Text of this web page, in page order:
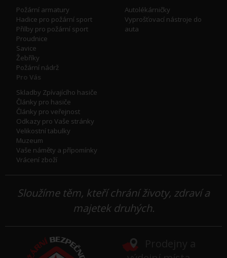
Požární armatury
Hadice pro požární sport
Přilby pro požární sport
Proudnice
Savice
Žebříky
Požární nádrž
Autolékárničky
Vyprošťovací nástroje do
auta
Pro Vás
Skladby Zpívajícího hasiče
Články pro hasiče
Články pro veřejnost
Odkazy pro Vaše stránky
Velikostní tabulky
Muzeum
Vaše náměty a přípomínky
Vrácení zboží
Sloužíme těm, kteří chrání životy, zdraví a
majetek druhých.